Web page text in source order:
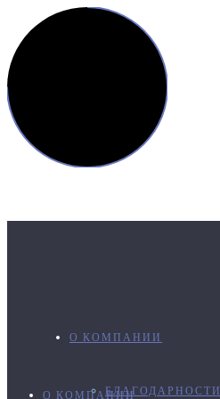
О КОМПАНИИ
БЛАГОДАРНОСТИ
О КОМПАНИИ